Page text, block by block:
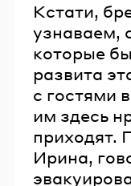
Кстати,
узнаваем,
которые
развита
с гостями
им здесь
приходят.
Ирина,